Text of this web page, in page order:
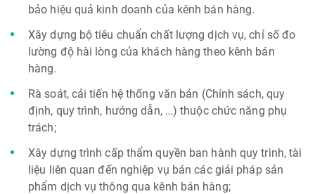
bảo hiệu quả kinh doanh của kênh bán hàng.
Xây dựng bộ tiêu chuẩn chất lượng dịch vụ, chỉ số đo
lường độ hài lòng của khách hàng theo kênh bán
hàng.
Rà soát, cải tiến hệ thống văn bản (Chính sách, quy
định, quy trình, hướng dẫn, …) thuộc chức năng phụ
trách;
Xây dựng trình cấp thẩm quyền ban hành quy trình, tài
liệu liên quan đến nghiệp vụ bán các giải pháp sản
phẩm dịch vụ thông qua kênh bán hàng;